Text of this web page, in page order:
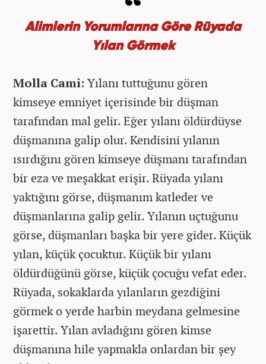
Alimlerin Yorumlarına Göre Rüyada
Yılan Görmek
Molla Cami: Yılanı tuttuğunu gören
kimseye emniyet içerisinde bir düşman
tarafından mal gelir. Eğer yılanı öldürdüyse
düşmanına galip olur. Kendisini yılanın
ısırdığını gören kimseye düşmanı tarafından
bir eza ve meşakkat erişir. Rüyada yılanı
yaktığını görse, düşmanım katleder ve
düşmanlarına galip gelir. Yılanın uçtuğunu
görse, düşmanları başka bir yere gider. Küçük
yılan, küçük çocuktur. Küçük bir yılanı
öldürdüğünü görse, küçük çocuğu vefat eder.
Rüyada, sokaklarda yılanların gezdiğini
görmek o yerde harbin meydana gelmesine
işarettir. Yılan avladığını gören kimse
düşmanına hile yapmakla onlardan bir şey